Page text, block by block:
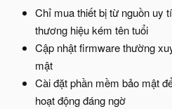
Chỉ mua thiết bị từ nguồn uy
thương hiệu kém tên tuổi
Cập nhật firmware thường
mật
Cài đặt phần mềm bảo mật
hoạt động đáng ngờ